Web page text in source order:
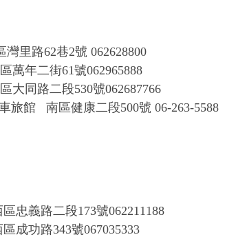
灣里路62巷2號 062628800
萬年二街61號062965888
大同路二段530號062687766
旅館 南區健康二段500號 06-263-5588
區忠義路二段173號062211188
區成功路343號067035333